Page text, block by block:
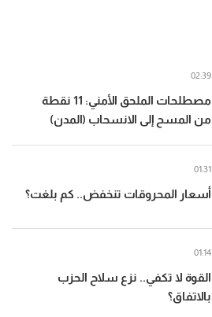
مصطلحات الملحق الأمني: 11 نقطة
من المسح إلى الانسحاب (المدن)
02:39
أسعار المحروقات تنخفض.. كم بلغت؟
01:31
القوة لا تكفي.. نزع سلاح الحزب
بالاتفاق؟
01:14